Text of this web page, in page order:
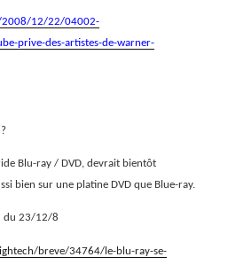
2008/12/22/04002-
prive-des-artistes-de-warner-
Blu-ray / DVD, devrait bientôt
bien sur une platine DVD que Blue-ray.
du 23/12/8
breve/34764/le-blu-ray-se-